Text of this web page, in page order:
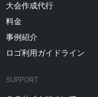
大会作成代行
料金
事例紹介
ロゴ利用ガイドライン
SUPPORT